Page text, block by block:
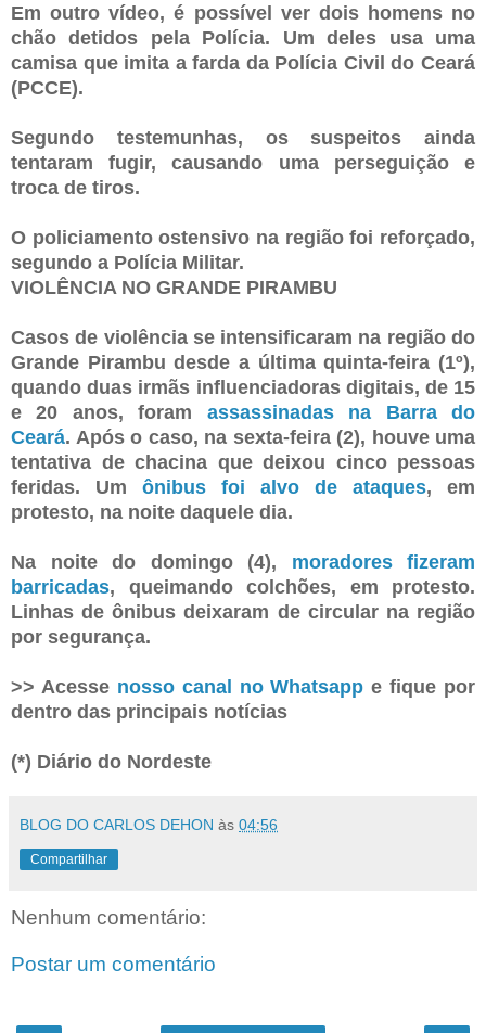
Em outro vídeo, é possível ver dois homens no
chão detidos pela Polícia. Um deles usa uma
camisa que imita a farda da Polícia Civil do Ceará
(PCCE).
Segundo testemunhas, os suspeitos ainda
tentaram fugir, causando uma perseguição e
troca de tiros.
O policiamento ostensivo na região foi reforçado,
segundo a Polícia Militar.
VIOLÊNCIA NO GRANDE PIRAMBU
Casos de violência se intensificaram na região do
Grande Pirambu desde a última quinta-feira (1º),
quando duas irmãs influenciadoras digitais, de 15
e 20 anos, foram assassinadas na Barra do
Ceará. Após o caso, na sexta-feira (2), houve uma
tentativa de chacina que deixou cinco pessoas
feridas. Um ônibus foi alvo de ataques, em
protesto, na noite daquele dia.
Na noite do domingo (4), moradores fizeram
barricadas, queimando colchões, em protesto.
Linhas de ônibus deixaram de circular na região
por segurança.
>> Acesse nosso canal no Whatsapp e fique por
dentro das principais notícias
(*) Diário do Nordeste
BLOG DO CARLOS DEHON às 04:56
Compartilhar
Nenhum comentário:
Postar um comentário